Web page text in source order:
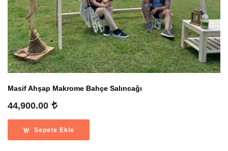
Masif Ahşap Makrome Bahçe Salıncağı
44,900.00
Sepete Ekle